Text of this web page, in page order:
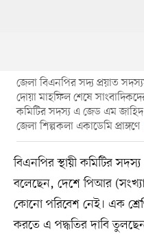
জেলা বিএনপির সদ্য প্রয়াত
দোয়া মাহফিল শেষে
কমিটির সদস্য এ জেড এম
জেলা শিল্পকলা একাডেমি প্রাঙ্গণে
বিএনপির স্থায়ী কমিটির
বলেছেন, দেশে পিআর
কোনো পরিবেশ নেই। এক
করতে এ পদ্ধতির দাবি